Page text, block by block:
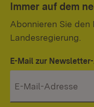
Immer auf dem
Abonnieren Sie
Landesregierung.
E-Mail zur